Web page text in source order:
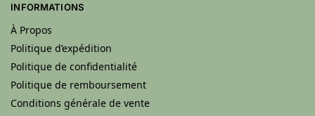
INFORMATIONS
À Propos
Politique d’expédition
Politique de confidentialité
Politique de remboursement
Conditions générale de vente